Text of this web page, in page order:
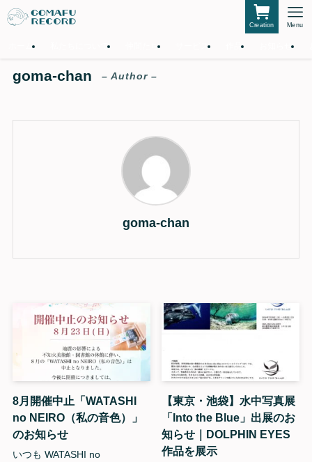
Creation Menu
ホーム 私たちについて 仲間たち サービス 作品 お知らせ
goma-chan – Author –
goma-chan
8月開催中止「WATASHI
no NEIRO（私の音色）」
のお知らせ
いつも WATASHI no
【東京・池袋】水中写真展
「Into the Blue」出展のお
知らせ｜DOLPHIN EYES
作品を展示